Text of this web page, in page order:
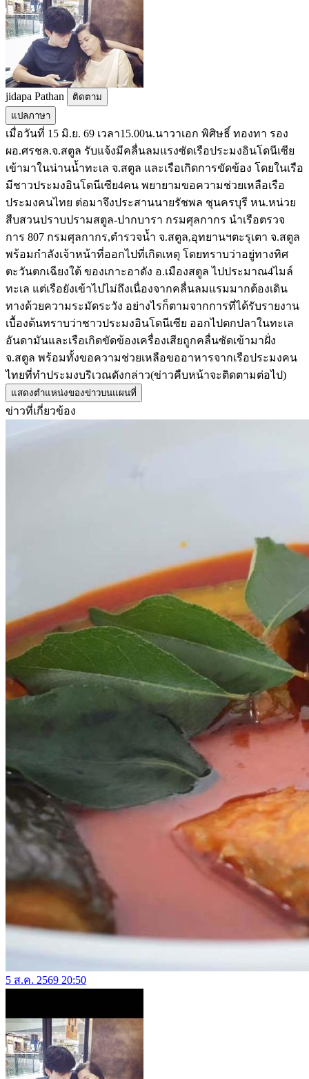
jidapa Pathan
ติดตาม
แปลภาษา
เมื่อวันที่ 15 มิ.ย. 69 เวลา15.00น.นาวาเอก พิศิษธิ์ ทองทา รอง
ผอ.ศรชล.จ.สตูล รับแจ้งมีคลื่นลมแรงซัดเรือประมงอินโดนีเซีย
เข้ามาในน่านน้ำทะเล จ.สตูล และเรือเกิดการขัดข้อง โดยในเรือ
มีชาวประมงอินโดนีเซีย4คน พยายามขอความช่วยเหลือเรือ
ประมงคนไทย ต่อมาจึงประสานนายรัชพล ชุนครบุรี หน.หน่วย
สืบสวนปราบปรามสตูล-ปากบารา กรมศุลกากร นำเรือตรวจ
การ 807 กรมศุลกากร,ตำรวจน้ำ จ.สตูล,อุทยานฯตะรุเตา จ.สตูล
พร้อมกำลังเจ้าหน้าที่ออกไปที่เกิดเหตุ โดยทราบว่าอยู่ทางทิศ
ตะวันตกเฉียงใต้ ของเกาะอาดัง อ.เมืองสตูล ไปประมาณ4ไมล์
ทะเล แต่เรือยังเข้าไปไม่ถึงเนื่องจากคลื่นลมแรมมากต้องเดิน
ทางด้วยความระมัดระวัง อย่างไรก็ตามจากการที่ได้รับรายงาน
เบื้องต้นทราบว่าชาวประมงอินโดนีเซีย ออกไปตกปลาในทะเล
อันดามันและเรือเกิดขัดข้องเครื่องเสียถูกคลื่นซัดเข้ามาฝั่ง
จ.สตูล พร้อมทั้งขอความช่วยเหลือขออาหารจากเรือประมงคน
ไทยที่ทำประมงบริเวณดังกล่าว(ข่าวคืบหน้าจะติดตามต่อไป)
แสดงตำแหน่งของข่าวบนแผนที่
ข่าวที่เกี่ยวข้อง
5 ส.ค. 2569 20:50